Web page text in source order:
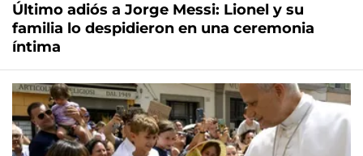
Último adiós a Jorge Messi: Lionel y su
familia lo despidieron en una ceremonia
íntima